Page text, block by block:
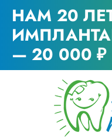
НАМ 20
— 20 000 ₽